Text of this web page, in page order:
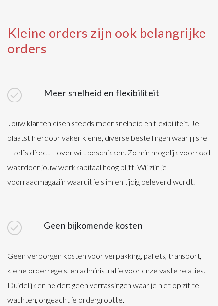
Kleine orders zijn ook belangrijke
orders
Meer snelheid en flexibiliteit
Jouw klanten eisen steeds meer snelheid en flexibiliteit. Je
plaatst hierdoor vaker kleine, diverse bestellingen waar jij snel
– zelfs direct – over wilt beschikken. Zo min mogelijk voorraad
waardoor jouw werkkapitaal hoog blijft. Wij zijn je
voorraadmagazijn waaruit je slim en tijdig beleverd wordt.
Geen bijkomende kosten
Geen verborgen kosten voor verpakking, pallets, transport,
kleine orderregels, en administratie voor onze vaste relaties.
Duidelijk en helder: geen verrassingen waar je niet op zit te
wachten, ongeacht je ordergrootte.